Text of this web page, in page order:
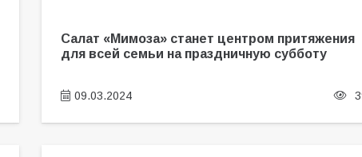
Салат «Мимоза» станет центром притяжения
для всей семьи на праздничную субботу
09.03.2024